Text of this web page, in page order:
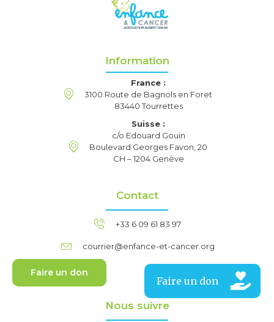
Information
France :
3100 Route de Bagnols en Foret
83440 Tourrettes
Suisse :
c/o Edouard Gouin
Boulevard Georges Favon, 20
CH – 1204 Genève
Contact
+33 6 09 61 83 97
courrier@enfance-et-cancer.org
Faire un don
Nous suivre